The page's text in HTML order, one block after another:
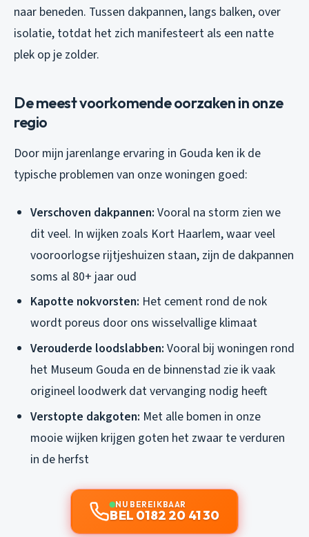
naar beneden. Tussen dakpannen, langs balken, over
isolatie, totdat het zich manifesteert als een natte
plek op je zolder.
De meest voorkomende oorzaken in onze
regio
Door mijn jarenlange ervaring in Gouda ken ik de
typische problemen van onze woningen goed:
Verschoven dakpannen: Vooral na storm zien we
dit veel. In wijken zoals Kort Haarlem, waar veel
vooroorlogse rijtjeshuizen staan, zijn de dakpannen
soms al 80+ jaar oud
Kapotte nokvorsten: Het cement rond de nok
wordt poreus door ons wisselvallige klimaat
Verouderde loodslabben: Vooral bij woningen rond
het Museum Gouda en de binnenstad zie ik vaak
origineel loodwerk dat vervanging nodig heeft
Verstopte dakgoten: Met alle bomen in onze
mooie wijken krijgen goten het zwaar te verduren
in de herfst
NU BEREIKBAAR
BEL 0182 20 41 30